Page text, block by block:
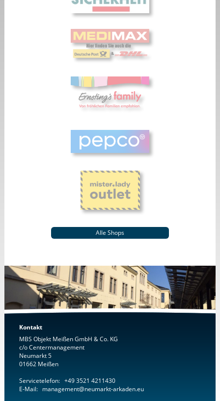
Alle Shops
Kontakt
MBS Objekt Meißen GmbH & Co. KG
c/o Centermanagement
Neumarkt 5
01662 Meißen
Servicetelefon: +49 3521 4211430
E-Mail: management@neumarkt-arkaden.eu